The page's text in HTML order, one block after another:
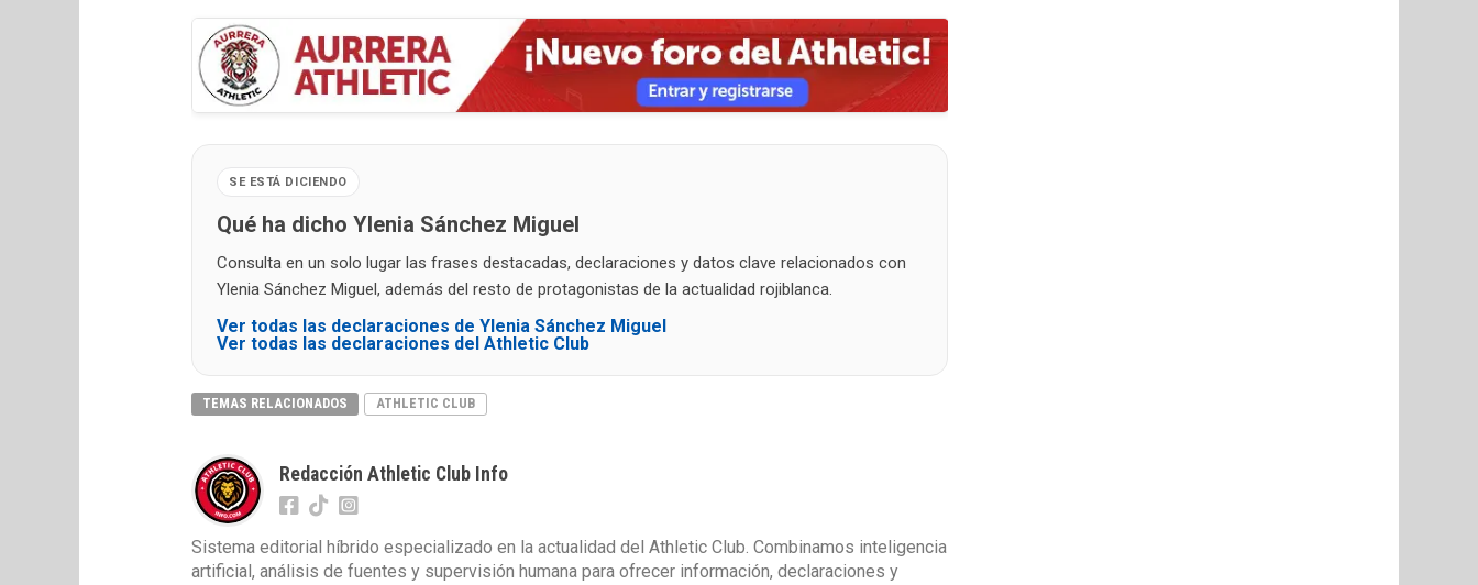
SE ESTÁ DICIENDO
Qué ha dicho Ylenia Sánchez Miguel
Consulta en un solo lugar las frases destacadas, declaraciones y datos clave relacionados con
Ylenia Sánchez Miguel, además del resto de protagonistas de la actualidad rojiblanca.
Ver todas las declaraciones de Ylenia Sánchez Miguel
Ver todas las declaraciones del Athletic Club
TEMAS RELACIONADOS ATHLETIC CLUB
Redacción Athletic Club Info
Sistema editorial híbrido especializado en la actualidad del Athletic Club. Combinamos inteligencia
artificial, análisis de fuentes y supervisión humana para ofrecer información, declaraciones y